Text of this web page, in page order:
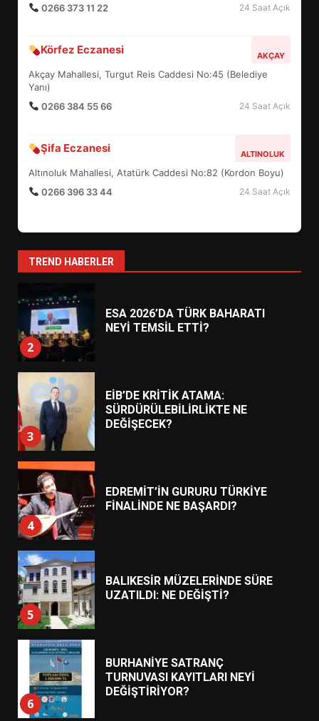
0266 373 11 22
24 Saat Açık
Körfez Eczanesi AKÇAY
Akçay Mahallesi, Turgut Reis Caddesi No:45 (Belediye
Yanı)
0266 384 55 66
24 Saat Açık
Şifa Eczanesi ALTINOLUK
Altınoluk Mahallesi, Atatürk Caddesi No:82 (Kordon Boyu)
0266 396 33 44
24 Saat Açık
TREND HABERLER
7
YENİ YÖNETİM NASIL
ŞEKİLLENDİ?
1
HAREKETE GEÇİYOR: GÖZLER
BULUŞMADA
2
3
EİB’DE KRİTİK ATAMA:
SÜRDÜRÜLEBİLİRLİKTE NE
DEĞİŞECEK?
4
EDREMİT’İN GURURU TÜRKİYE
FİNALİNDE NE BAŞARDI?
5
BALIKESİR MÜZELERİNDE SÜRE
UZATILDI: NE DEĞİŞTİ?
6
BURHANİYE SATRANÇ
TURNUVASI KAYITLARI NEYİ
DEĞİŞTİRİYOR?
7
BURHANİYE BELEDİYESPOR’DA
YENİ YÖNETİM NASIL
ŞEKİLLENDİ?